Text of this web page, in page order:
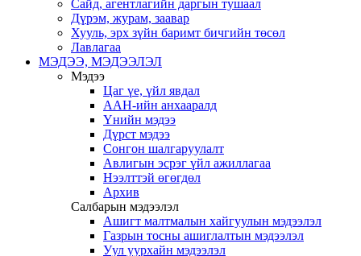
Сайд, агентлагийн даргын тушаал
Дүрэм, журам, заавар
Хууль, эрх зүйн баримт бичгийн төсөл
Лавлагаа
МЭДЭЭ, МЭДЭЭЛЭЛ
Мэдээ
Цаг үе, үйл явдал
ААН-ийн анхааралд
Үнийн мэдээ
Дүрст мэдээ
Сонгон шалгаруулалт
Авлигын эсрэг үйл ажиллагаа
Нээлттэй өгөгдөл
Архив
Салбарын мэдээлэл
Ашигт малтмалын хайгуулын мэдээлэл
Газрын тосны ашиглалтын мэдээлэл
Уул уурхайн мэдээлэл